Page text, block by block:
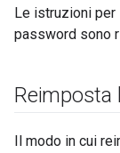
Le istruzioni
password sono
Reimposta
Il modo in cui